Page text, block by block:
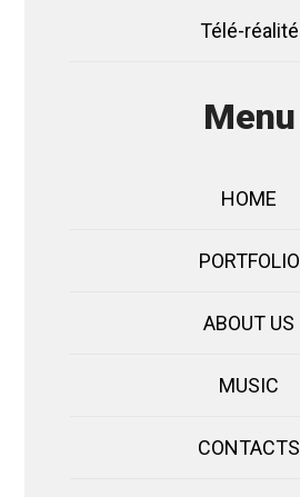
Télé-réalité
Menu
HOME
PORTFOLIO
ABOUT US
MUSIC
CONTACTS